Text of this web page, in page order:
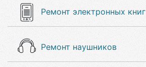
Ремонт электронных книг
Ремонт наушников